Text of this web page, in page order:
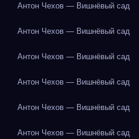
Антон Чехов — Вишнёвый сад
Антон Чехов — Вишнёвый сад
Антон Чехов — Вишнёвый сад
Антон Чехов — Вишнёвый сад
Антон Чехов — Вишнёвый сад
Антон Чехов — Вишнёвый сад